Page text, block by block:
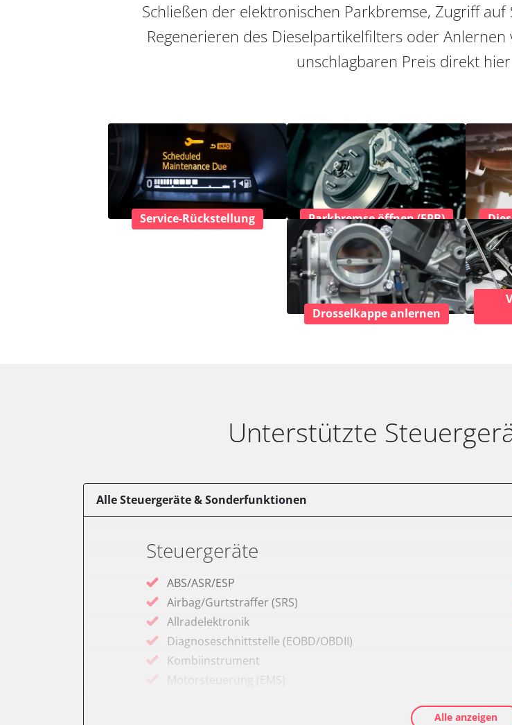
Schließen der elektronischen Parkbremse, Zugriff
Regenerieren des Dieselpartikelfilters oder
unschlagbaren Preis direkt
Service-Rückstellung Parkbremse öffnen (EPB)
Drosselkappe anlernen
Unterstützte
Alle Steuergeräte & Sonderfunktionen
Steuergeräte
ABS/ASR/ESP
Airbag/Gurtstraffer (SRS)
Allradelektronik
Diagnoseschnittstelle (EOBD/OBDII)
Kombiinstrument
Motorsteuerung (EMS)
Alle anzeigen